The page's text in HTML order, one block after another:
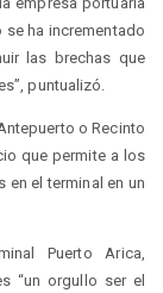
ha incrementado
las brechas que
puntualizó.
o Recinto
que permite a los
en el terminal en un
Puerto Arica,
“un orgullo ser el